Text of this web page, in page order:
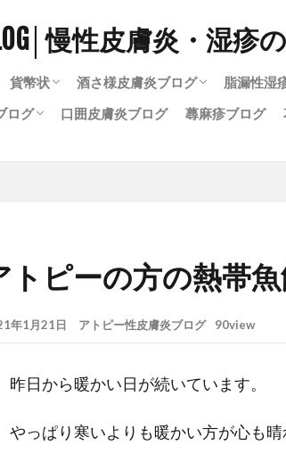
グ
貨幣状
貨幣状湿疹治ったブログ
治療中の貨幣状湿疹
貨幣状湿疹の再発
アレルギーと貨幣状湿疹
酒さ様皮膚炎ブログ
酒さ完治ブログ
酒さ治療中
酒さとプロトピック
酒さとステロイド
酒さスキンケアブログ
酒さと漢方
脂漏性湿
脂漏性
治療中
頭皮の脂
顔の脂
ログ 口囲皮膚炎ブログ 蕁麻疹ブログ
トピーの方の熱帯
年1月21日 アトピー性皮膚炎ブログ 90view
昨日から暖かい日が続いています。
やっぱり寒いよりも暖かい方が心も晴